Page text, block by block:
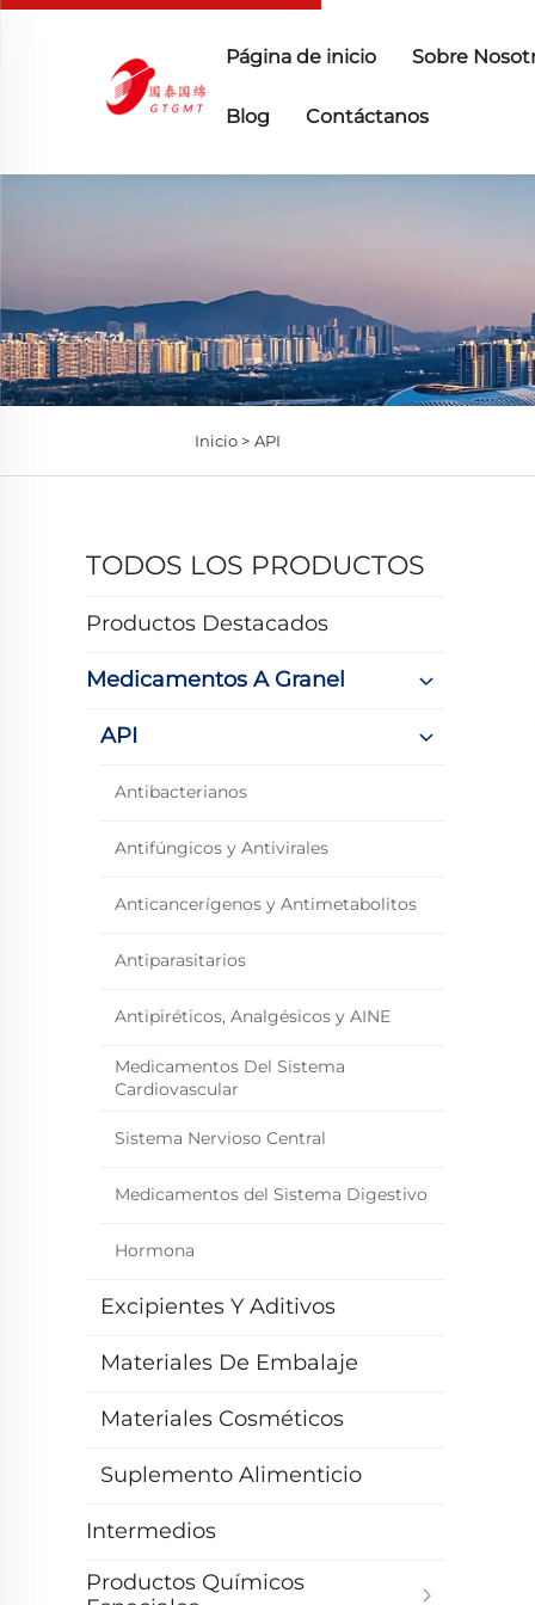
Página de inicio Sobre
Blog Contáctanos
Inicio > API
TODOS LOS PRODUCTOS
Productos Destacados
Medicamentos A Granel
API
Antibacterianos
Antifúngicos y Antivirales
Anticancerígenos y Antimetabolitos
Antiparasitarios
Antipiréticos, Analgésicos y AINE
Medicamentos Del Sistema
Cardiovascular
Sistema Nervioso Central
Medicamentos del Sistema Digestivo
Hormona
Excipientes Y Aditivos
Materiales De Embalaje
Materiales Cosméticos
Suplemento Alimenticio
Intermedios
Productos Químicos